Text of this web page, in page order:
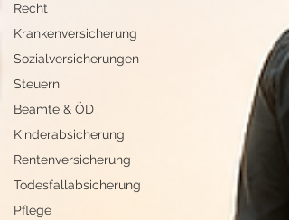
Recht
Krankenversicherung
Sozialversicherungen
Steuern
Beamte & ÖD
Kinderabsicherung
Rentenversicherung
Todesfallabsicherung
Pflege